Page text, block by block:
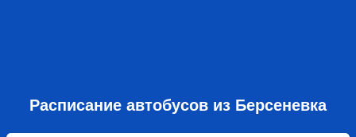
Расписание автобусов из Берсеневка